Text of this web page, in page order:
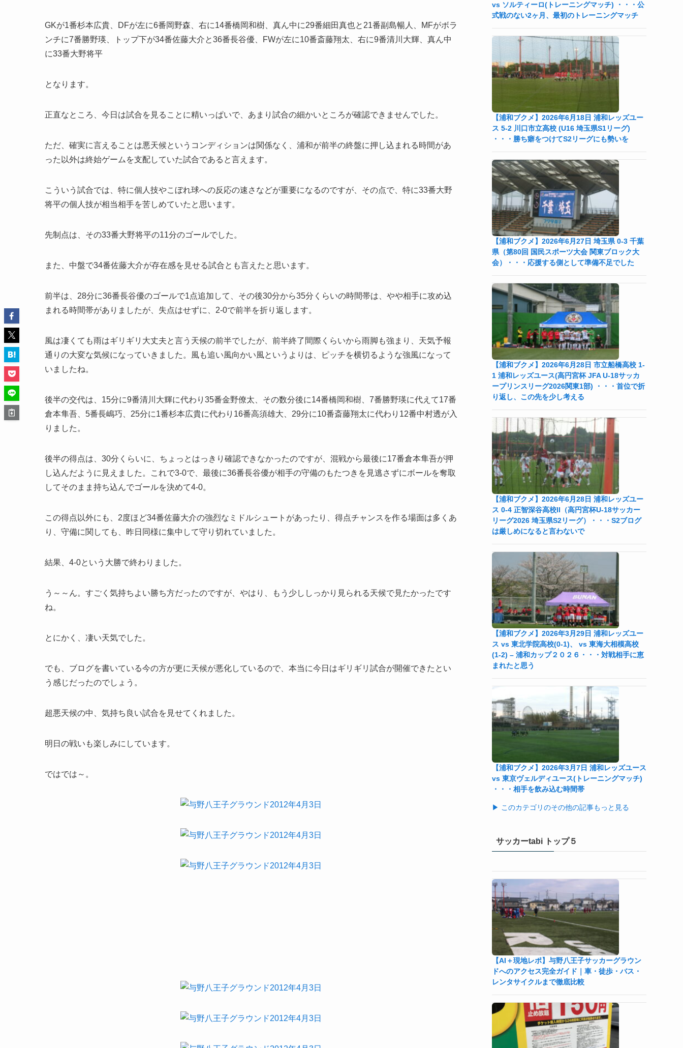
GKが1番杉本広貴、DFが左に6番岡野森、右に14番橋岡和樹、真ん中に29番細田真也と21番副島暢人、MFがボラ
ンチに7番勝野瑛、トップ下が34番佐藤大介と36番長谷優、FWが左に10番斎藤翔太、右に9番清川大輝、真ん中
に33番大野将平
となります。
正直なところ、今日は試合を見ることに精いっぱいで、あまり試合の細かいところが確認できませんでした。
ただ、確実に言えることは悪天候というコンディションは関係なく、浦和が前半の終盤に押し込まれる時間があ
った以外は終始ゲームを支配していた試合であると言えます。
こういう試合では、特に個人技やこぼれ球への反応の速さなどが重要になるのですが、その点で、特に33番大野
将平の個人技が相当相手を苦しめていたと思います。
先制点は、その33番大野将平の11分のゴールでした。
また、中盤で34番佐藤大介が存在感を見せる試合とも言えたと思います。
前半は、28分に36番長谷優のゴールで1点追加して、その後30分から35分くらいの時間帯は、やや相手に攻め込
まれる時間帯がありましたが、失点はせずに、2-0で前半を折り返します。
風は凄くても雨はギリギリ大丈夫と言う天候の前半でしたが、前半終了間際くらいから雨脚も強まり、天気予報
通りの大変な気候になっていきました。風も追い風向かい風というよりは、ピッチを横切るような強風になって
いましたね。
後半の交代は、15分に9番清川大輝に代わり35番金野僚太、その数分後に14番橋岡和樹、7番勝野瑛に代えて17番
倉本隼吾、5番長嶋巧、25分に1番杉本広貴に代わり16番高須雄大、29分に10番斎藤翔太に代わり12番中村透が入
りました。
後半の得点は、30分くらいに、ちょっとはっきり確認できなかったのですが、混戦から最後に17番倉本隼吾が押
し込んだように見えました。これで3-0で、最後に36番長谷優が相手の守備のもたつきを見逃さずにボールを奪取
してそのまま持ち込んでゴールを決めて4-0。
この得点以外にも、2度ほど34番佐藤大介の強烈なミドルシュートがあったり、得点チャンスを作る場面は多くあ
り、守備に関しても、昨日同様に集中して守り切れていました。
結果、4-0という大勝で終わりました。
う～～ん。すごく気持ちよい勝ち方だったのですが、やはり、もう少ししっかり見られる天候で見たかったです
ね。
とにかく、凄い天気でした。
でも、ブログを書いている今の方が更に天候が悪化しているので、本当に今日はギリギリ試合が開催できたとい
う感じだったのでしょう。
超悪天候の中、気持ち良い試合を見せてくれました。
明日の戦いも楽しみにしています。
ではでは～。
vs ソルティーロ(トレーニングマッチ) ・・・公
式戦のない2ヶ月、最初のトレーニングマッチ
【浦和ブクメ】2026年6月18日 浦和レッズユー
ス 5-2 川口市立高校 (U16 埼玉県S1リーグ)
・・・勝ち癖をつけてS2リーグにも勢いを
【浦和ブクメ】2026年6月27日 埼玉県 0-3 千葉
県（第80回 国民スポーツ大会 関東ブロック大
会）・・・応援する側として準備不足でした
【浦和ブクメ】2026年6月28日 市立船橋高校 1-
1 浦和レッズユース(高円宮杯 JFA U-18サッカ
ープリンスリーグ2026関東1部) ・・・首位で折
り返し、この先を少し考える
【浦和ブクメ】2026年6月28日 浦和レッズユー
ス 0-4 正智深谷高校II（高円宮杯U-18サッカー
リーグ2026 埼玉県S2リーグ）・・・S2ブログ
は厳しめになると言わないで
【浦和ブクメ】2026年3月29日 浦和レッズユー
ス vs 東北学院高校(0-1)、 vs 東海大相模高校
(1-2) – 浦和カップ２０２６・・・対戦相手に恵
まれたと思う
【浦和ブクメ】2026年3月7日 浦和レッズユース
vs 東京ヴェルディユース(トレーニングマッチ)
・・・相手を飲み込む時間帯
▶ このカテゴリのその他の記事もっと見る
サッカーtabi トップ５
【AI＋現地レポ】与野八王子󠁣󠁴󠁿󠁣󠁴󠁿サッカーグラウン
ドへのアクセス完全ガイド｜車・徒歩・バス・
レンタサイクルまで徹底比較